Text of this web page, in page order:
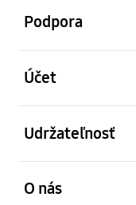
Podpora
Účet
Udržateľnosť
O nás